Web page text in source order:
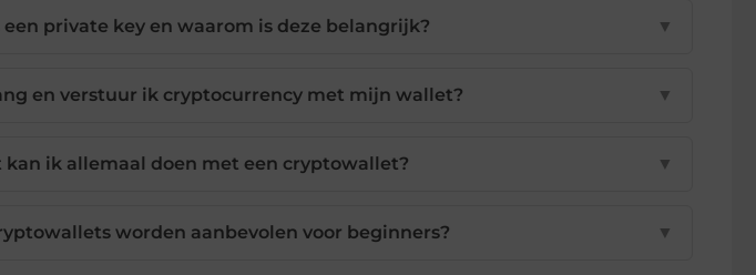
een private key en waarom is deze belangrijk? ▼
en verstuur ik cryptocurrency met mijn wallet? ▼
kan ik allemaal doen met een cryptowallet? ▼
worden aanbevolen voor beginners? ▼